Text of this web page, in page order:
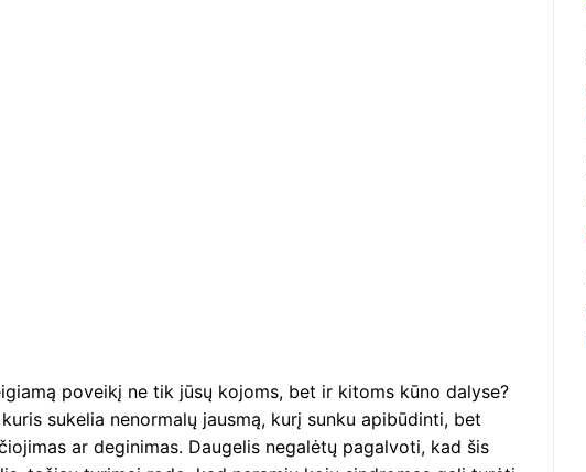
poveikį ne tik jūsų kojoms, bet ir kitoms kūno dalyse?
sukelia nenormalų jausmą, kurį sunku apibūdinti, bet
ar deginimas. Daugelis negalėtų pagalvoti, kad šis